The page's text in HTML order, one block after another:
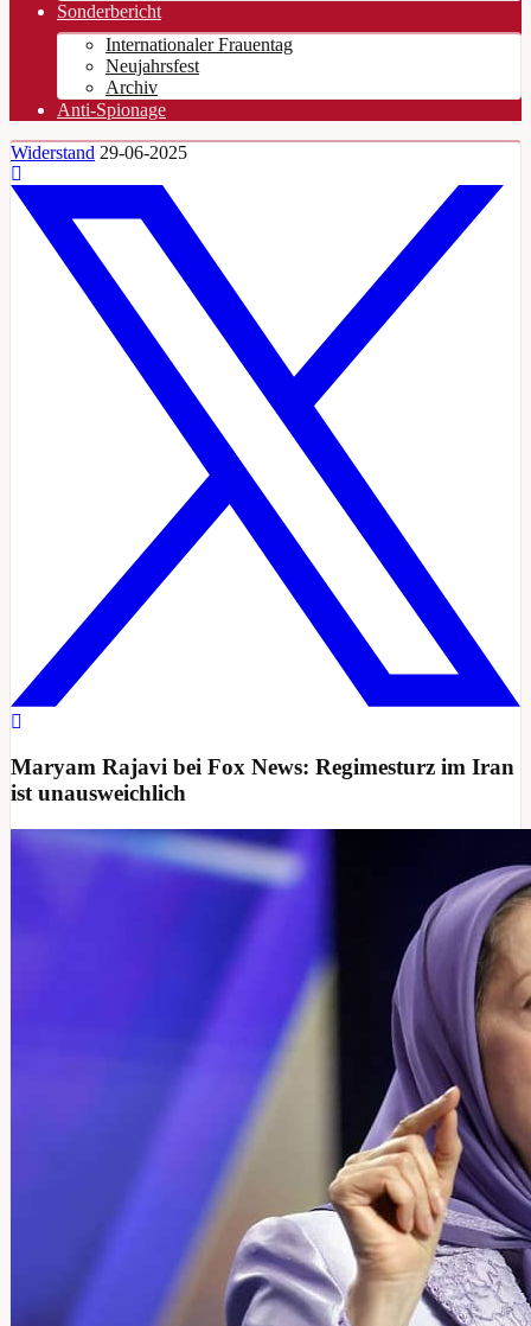
Sonderbericht
Internationaler Frauentag
Neujahrsfest
Archiv
Anti-Spionage
Widerstand 29-06-2025
Maryam Rajavi bei Fox News: Regimesturz im Iran
ist unausweichlich